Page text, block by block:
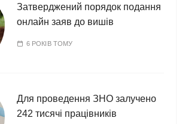
Затверджений порядок подання
онлайн заяв до вишів
6 РОКІВ ТОМУ
Для проведення ЗНО залучено
242 тисячі працівників